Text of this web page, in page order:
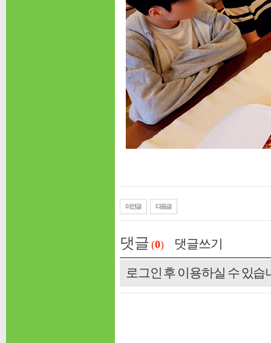
댓글(0)
댓글쓰기
로그인 후 이용하실 수 있